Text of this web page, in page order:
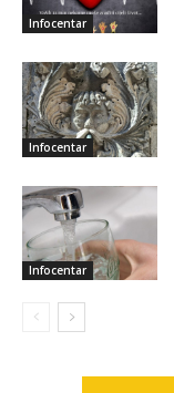
Infocentar
Infocentar
Infocentar